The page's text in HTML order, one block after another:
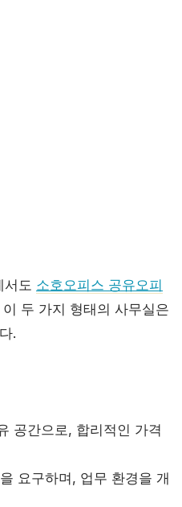
서도 소호오피스 공유오피
두 가지 형태의 사무실은
.
공간으로, 합리적인 가격
요구하며, 업무 환경을 개